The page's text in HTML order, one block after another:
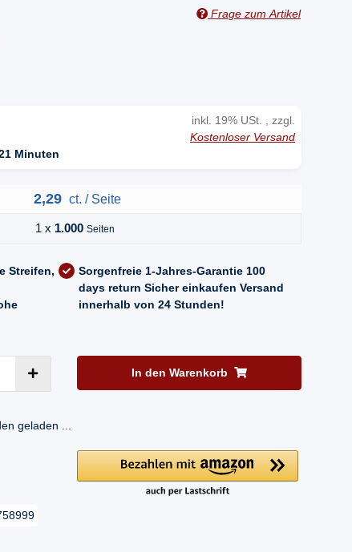
Frage zum Artikel
Minuten
inkl. 19% USt. , zzgl.
Kostenloser Versand
2,29 ct. / Seite
1 x 1.000 Seiten
Streifen,
Sorgenfreie 1-Jahres-Garantie 100
days return Sicher einkaufen Versand
innerhalb von 24 Stunden!
In den Warenkorb
geladen ...